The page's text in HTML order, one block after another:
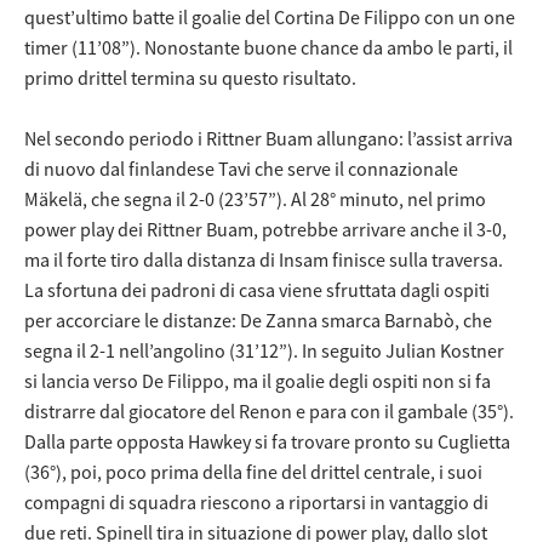
quest’ultimo batte il goalie del Cortina De Filippo con un one
timer (11’08”). Nonostante buone chance da ambo le parti, il
primo drittel termina su questo risultato.
Nel secondo periodo i Rittner Buam allungano: l’assist arriva
di nuovo dal finlandese Tavi che serve il connazionale
Mäkelä, che segna il 2-0 (23’57”). Al 28° minuto, nel primo
power play dei Rittner Buam, potrebbe arrivare anche il 3-0,
ma il forte tiro dalla distanza di Insam finisce sulla traversa.
La sfortuna dei padroni di casa viene sfruttata dagli ospiti
per accorciare le distanze: De Zanna smarca Barnabò, che
segna il 2-1 nell’angolino (31’12”). In seguito Julian Kostner
si lancia verso De Filippo, ma il goalie degli ospiti non si fa
distrarre dal giocatore del Renon e para con il gambale (35°).
Dalla parte opposta Hawkey si fa trovare pronto su Cuglietta
(36°), poi, poco prima della fine del drittel centrale, i suoi
compagni di squadra riescono a riportarsi in vantaggio di
due reti. Spinell tira in situazione di power play, dallo slot